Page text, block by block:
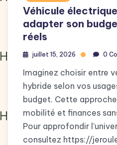
Véhicule
adapter son
réels
juillet 15, 2026 0
Imaginez choisir entre
hybride selon vos
budget. Cette
mobilité et finances
Pour approfondir
consultez https://